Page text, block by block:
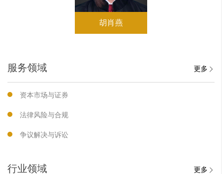
胡肖燕
服务领域 更多
资本市场与证券
法律风险与合规
争议解决与诉讼
行业领域 更多